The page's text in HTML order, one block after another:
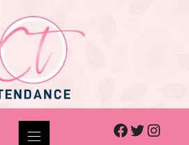
Facebook
Twitter